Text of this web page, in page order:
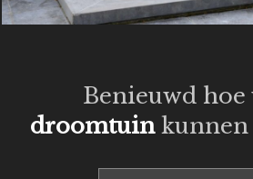
Benieuwd
droomtuinkunnen